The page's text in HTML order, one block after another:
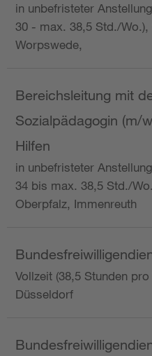
in unbefristeter
30 - max. 38,5 Std./
Worpswede,
Bereichsleitung mit
Sozialpädagogin (m/
Hilfen
in unbefristeter
34 bis max. 38,5 Std./
Oberpfalz, Immenreuth
Vollzeit (38,5 Stunden
Düsseldorf